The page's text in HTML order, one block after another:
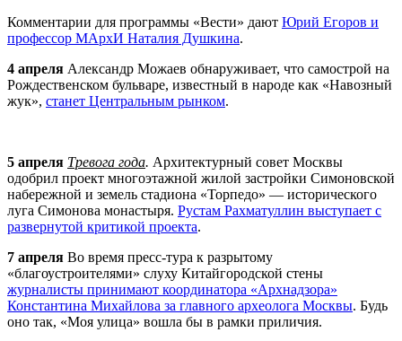
Комментарии для программы «Вести» дают Юрий Егоров и
профессор МАрхИ Наталия Душкина.
4 апреля Александр Можаев обнаруживает, что самострой на
Рождественском бульваре, известный в народе как «Навозный
жук», станет Центральным рынком.
5 апреля Тревога года. Архитектурный совет Москвы
одобрил проект многоэтажной жилой застройки Симоновской
набережной и земель стадиона «Торпедо» — исторического
луга Симонова монастыря. Рустам Рахматуллин выступает с
развернутой критикой проекта.
7 апреля Во время пресс-тура к разрытому
«благоустроителями» слуху Китайгородской стены
журналисты принимают координатора «Архнадзора»
Константина Михайлова за главного археолога Москвы. Будь
оно так, «Моя улица» вошла бы в рамки приличия.